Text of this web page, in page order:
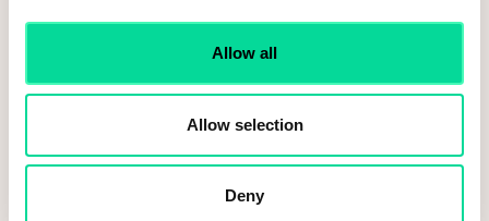
Allow all
Allow selection
Deny